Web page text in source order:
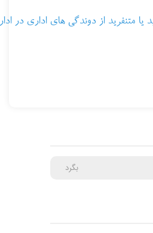
یا متنفرید از دوندگی های اداری در
بگرد